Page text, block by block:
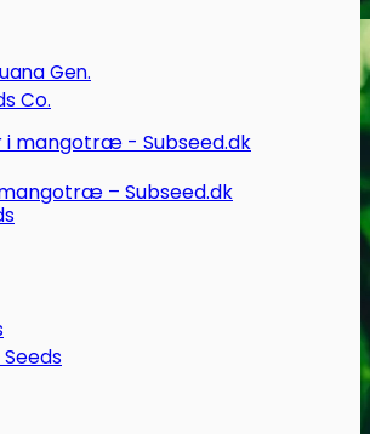
Gen.
Co.
– Subseed.dk